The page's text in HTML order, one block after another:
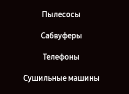
Пылесосы
Сабвуферы
Телефоны
Сушильные машины